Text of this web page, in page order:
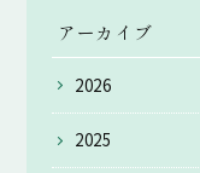
アーカイブ
2026
2025